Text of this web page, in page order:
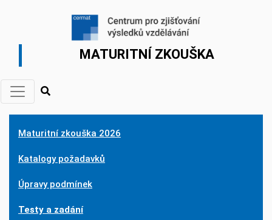
MATURITNÍ ZKOUŠKA
Maturitní zkouška 2026
Katalogy požadavků
Úpravy podmínek
Testy a zadání